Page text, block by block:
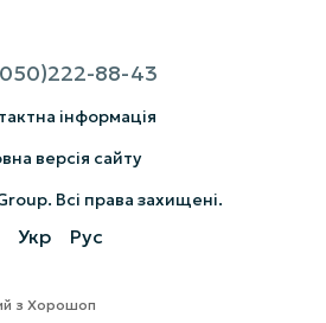
88-43
інформація
версія сайту
Всі права захищені.
Укр Рус
з Хорошоп